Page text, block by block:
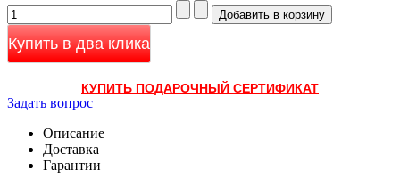
Купить в два клика
КУПИТЬ ПОДАРОЧНЫЙ СЕРТИФИКАТ
Задать вопрос
Описание
Доставка
Гарантии